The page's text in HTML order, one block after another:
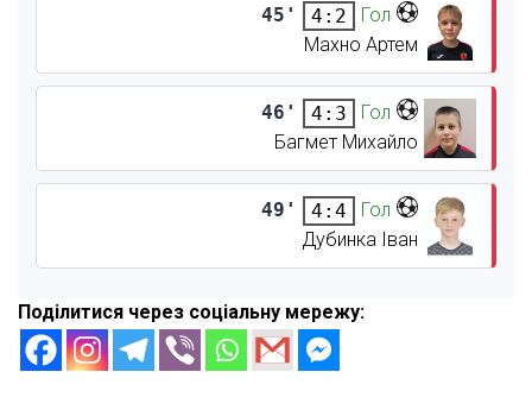
45' 4:2
Гол
Махно Артем
46' 4:3
Гол
Багмет Михайло
49' 4:4
Гол
Дубинка Іван
Поділитися через соціальну мережу: